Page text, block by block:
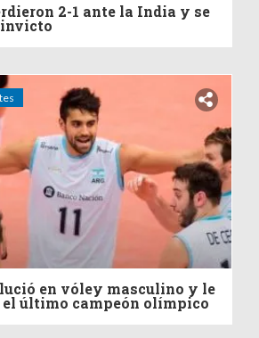
2-1 ante la India y se
en vóley masculino y le
el último campeón olímpico